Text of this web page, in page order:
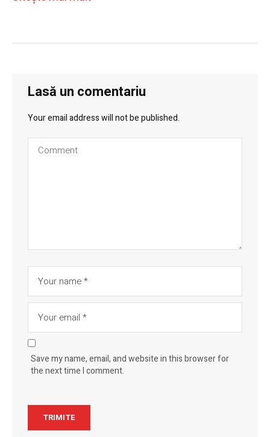
Lasă un comentariu
Your email address will not be published.
Save my name, email, and website in this browser for
the next time I comment.